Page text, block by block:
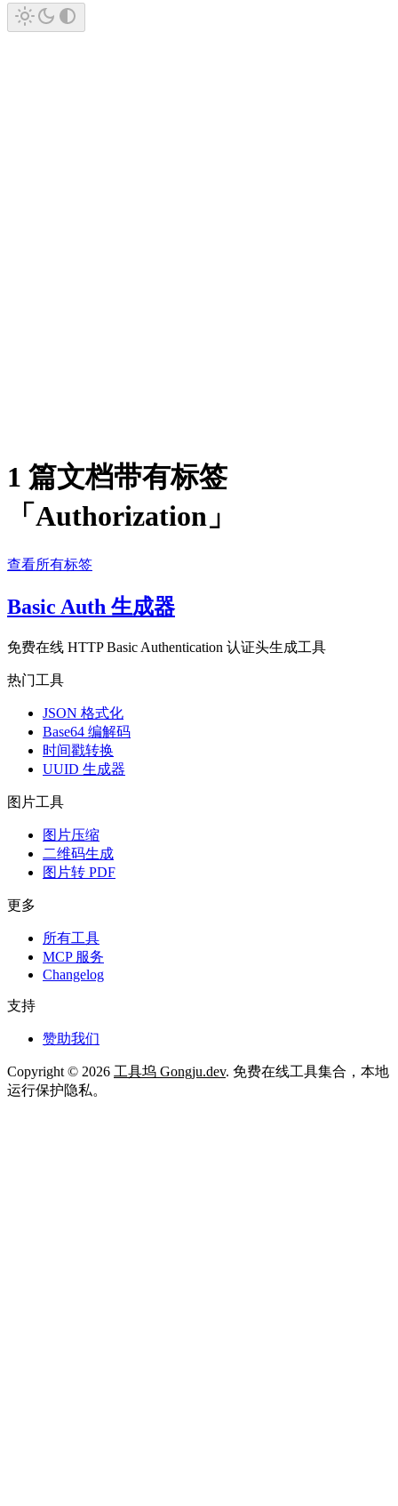
1 篇文档带有标签
「Authorization」
查看所有标签
Basic Auth 生成器
免费在线 HTTP Basic Authentication 认证头生成工具
热门工具
JSON 格式化
Base64 编解码
时间戳转换
UUID 生成器
图片工具
图片压缩
二维码生成
图片转 PDF
更多
所有工具
MCP 服务
Changelog
支持
赞助我们
Copyright © 2026 工具坞 Gongju.dev. 免费在线工具集合，本地
运行保护隐私。